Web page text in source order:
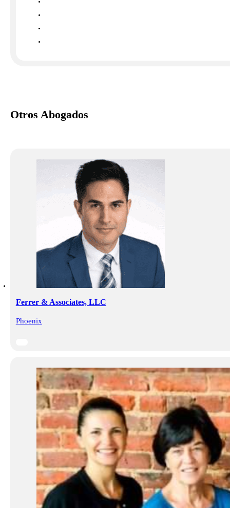
Otros Abogados
Ferrer & Associates, LLC
Phoenix